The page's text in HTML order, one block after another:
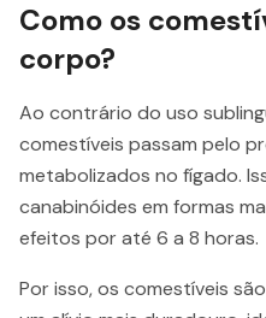
Como os
corpo?
Ao contrário do uso
comestíveis passam pelo
metabolizados no fígado.
canabinóides em formas
efeitos por até 6 a 8 horas.
Por isso, os comestíveis